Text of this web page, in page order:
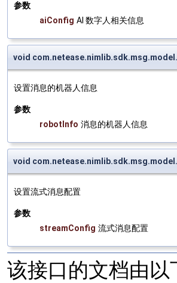
参数
aiConfig AI 数字人相关信息
void
设置消息的机器人信息
参数
robotInfo 消息的机器人信息
void
设置流式消息配置
参数
streamConfig 流式消息配置
该接口的文档由以